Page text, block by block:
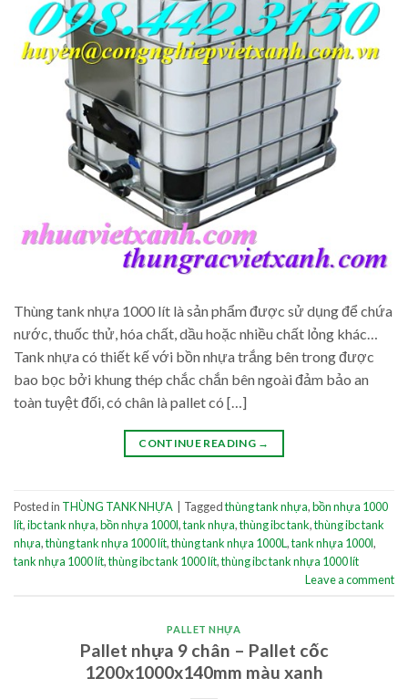
Thùng tank nhựa 1000 lít là sản phẩm được sử dụng để chứa
nước, thuốc thử, hóa chất, dầu hoặc nhiều chất lỏng khác…
Tank nhựa có thiết kế với bồn nhựa trắng bên trong được
bao bọc bởi khung thép chắc chắn bên ngoài đảm bảo an
toàn tuyệt đối, có chân là pallet có […]
CONTINUE READING →
Posted in THÙNG TANK NHỰA Taggedthùng tank nhựa,bồn nhựa 1000
lít,ibc tank nhựa,bồn nhựa 1000l,tank nhựa,thùng ibc tank,thùng ibc tank
nhựa,thùng tank nhựa 1000 lít,thùng tank nhựa 1000L,tank nhựa 1000l,
tank nhựa 1000 lít,thùng ibc tank 1000 lít,thùng ibc tank nhựa 1000 lít
Leave a comment
PALLET NHỰA
Pallet nhựa 9 chân – Pallet cốc
1200x1000x140mm màu xanh